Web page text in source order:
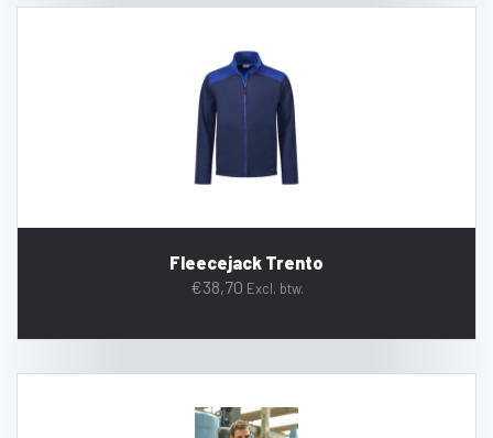
Fleecejack Trento
€38,70 Excl. btw.